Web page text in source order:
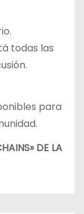
todas las
para
DE LA